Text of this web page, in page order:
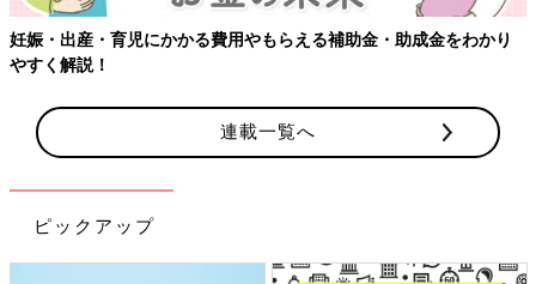
連載一覧へ
ピックアップ